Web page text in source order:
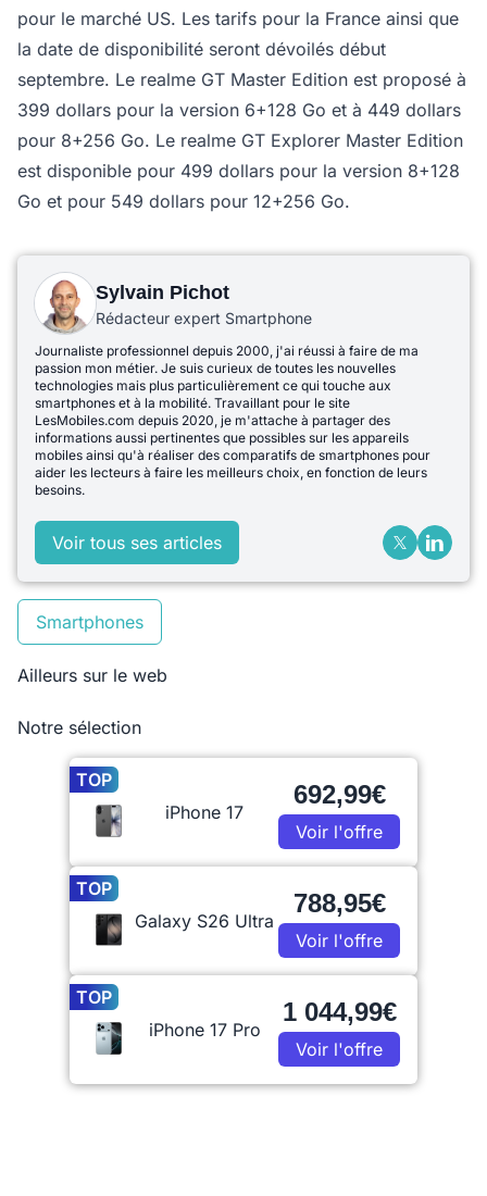
pour le marché US. Les tarifs pour la France ainsi que
la date de disponibilité seront dévoilés début
septembre. Le realme GT Master Edition est proposé à
399 dollars pour la version 6+128 Go et à 449 dollars
pour 8+256 Go. Le realme GT Explorer Master Edition
est disponible pour 499 dollars pour la version 8+128
Go et pour 549 dollars pour 12+256 Go.
Sylvain Pichot
Rédacteur expert Smartphone
Journaliste professionnel depuis 2000, j'ai réussi à faire de ma
passion mon métier. Je suis curieux de toutes les nouvelles
technologies mais plus particulièrement ce qui touche aux
smartphones et à la mobilité. Travaillant pour le site
LesMobiles.com depuis 2020, je m'attache à partager des
informations aussi pertinentes que possibles sur les appareils
mobiles ainsi qu'à réaliser des comparatifs de smartphones pour
aider les lecteurs à faire les meilleurs choix, en fonction de leurs
besoins.
Voir tous ses articles
Smartphones
Ailleurs sur le web
Notre sélection
TOP
iPhone 17
692,99€
Voir l'offre
TOP
Galaxy S26 Ultra
788,95€
Voir l'offre
TOP
iPhone 17 Pro
1 044,99€
Voir l'offre